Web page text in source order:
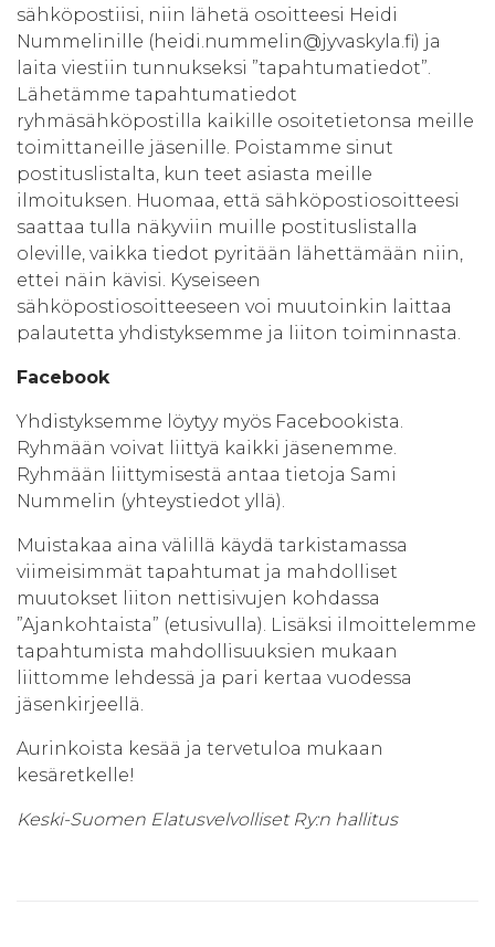
sähköpostiisi, niin lähetä osoitteesi Heidi
Nummelinille (heidi.nummelin@jyvaskyla.fi) ja
laita viestiin tunnukseksi ”tapahtumatiedot”.
Lähetämme tapahtumatiedot
ryhmäsähköpostilla kaikille osoitetietonsa meille
toimittaneille jäsenille. Poistamme sinut
postituslistalta, kun teet asiasta meille
ilmoituksen. Huomaa, että sähköpostiosoitteesi
saattaa tulla näkyviin muille postituslistalla
oleville, vaikka tiedot pyritään lähettämään niin,
ettei näin kävisi. Kyseiseen
sähköpostiosoitteeseen voi muutoinkin laittaa
palautetta yhdistyksemme ja liiton toiminnasta.
Facebook
Yhdistyksemme löytyy myös Facebookista.
Ryhmään voivat liittyä kaikki jäsenemme.
Ryhmään liittymisestä antaa tietoja Sami
Nummelin (yhteystiedot yllä).
Muistakaa aina välillä käydä tarkistamassa
viimeisimmät tapahtumat ja mahdolliset
muutokset liiton nettisivujen kohdassa
”Ajankohtaista” (etusivulla). Lisäksi ilmoittelemme
tapahtumista mahdollisuuksien mukaan
liittomme lehdessä ja pari kertaa vuodessa
jäsenkirjeellä.
Aurinkoista kesää ja tervetuloa mukaan
kesäretkelle!
Keski-Suomen Elatusvelvolliset Ry:n hallitus